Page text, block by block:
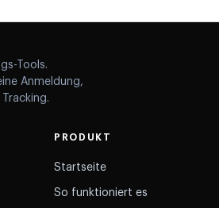
Tools.
Anmeldung,
PRODUKT
Startseite
So funktioniert es